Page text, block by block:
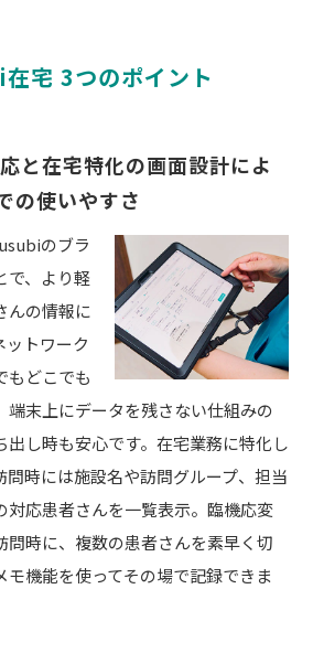
宅 3つのポイント
と在宅特化の画面設計によ
の使いやすさ
のブラ
で、より軽
んの情報に
ットワーク
もどこでも
端末上にデータを残さない仕組みの
出し時も安心です。在宅業務に特化し
問時には施設名や訪問グループ、担当
対応患者さんを一覧表示。臨機応変
問時に、複数の患者さんを素早く切
モ機能を使ってその場で記録できま